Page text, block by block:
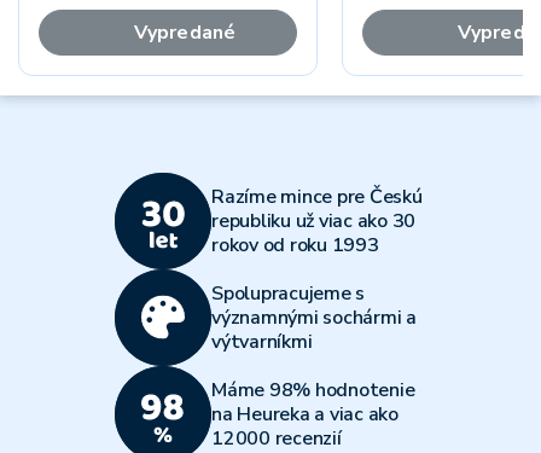
Vypredané
Razíme mince pre Českú
republiku už viac ako 30
rokov od roku 1993
Spolupracujeme s
významnými sochármi a
výtvarníkmi
Máme 98% hodnotenie
na Heureka a viac ako
12000 recenzií